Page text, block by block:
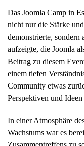
Das Joomla Camp in
nicht nur die Stärke
demonstrierte,
aufzeigte, die Joomla
Beitrag zu diesem
einem tiefen
Community etwas
Perspektiven und
In einer Atmosphäre
Wachstums war es